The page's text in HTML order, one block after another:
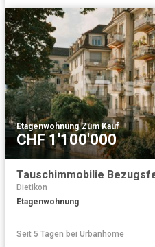
Etagenwohnung·Zum Kauf
CHF 1'100'000
Dietikon
Etagenwohnung
Seit 5 Tagen bei Urbanhome